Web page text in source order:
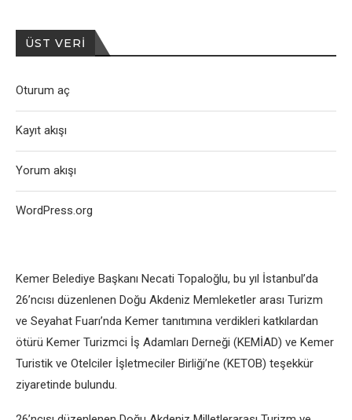
Kemer Belediye Başkanı Necati Topaloğlu, bu yıl İstanbul’da
26’ncısı düzenlenen Doğu Akdeniz Memleketler arası Turizm
ve Seyahat Fuarı’nda Kemer tanıtımına verdikleri katkılardan
ötürü Kemer Turizmci İş Adamları Derneği (KEMİAD) ve Kemer
Turistik ve Otelciler İşletmeciler Birliği’ne (KETOB) teşekkür
ziyaretinde bulundu.
ÜST VERI
Oturum aç
Kayıt akışı
Yorum akışı
WordPress.org